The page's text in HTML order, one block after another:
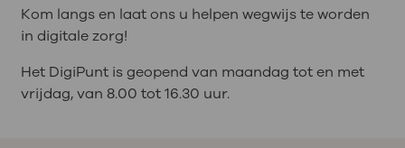
Kom langs en laat ons u helpen wegwijs te worden
in digitale zorg!
Het DigiPunt is geopend van maandag tot en met
vrijdag, van 8.00 tot 16.30 uur.